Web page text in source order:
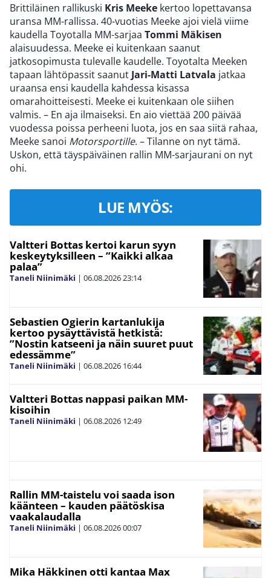
Brittiläinen rallikuski Kris Meeke kertoo lopettavansa
uransa MM-rallissa. 40-vuotias Meeke ajoi vielä viime
kaudella Toyotalla MM-sarjaa Tommi Mäkisen
alaisuudessa. Meeke ei kuitenkaan saanut
jatkosopimusta tulevalle kaudelle. Toyotalta Meeken
tapaan lähtöpassit saanut Jari-Matti Latvala jatkaa
uraansa ensi kaudella kahdessa kisassa
omarahoitteisesti. Meeke ei kuitenkaan ole siihen
valmis. – En aja ilmaiseksi. En aio viettää 200 päivää
vuodessa poissa perheeni luota, jos en saa siitä rahaa,
Meeke sanoi Motorsportille. – Tilanne on nyt tämä.
Uskon, että täyspäiväinen rallin MM-sarjaurani on nyt
ohi.
LUE MYÖS:
Valtteri Bottas kertoi karun syyn
keskeytyksilleen – ”Kaikki alkaa
palaa”
Taneli Niinimäki | 06.08.202623:14
Sebastien Ogierin kartanlukija
kertoo pysäyttävistä hetkistä:
”Nostin katseeni ja näin suuret puut
edessämme”
Taneli Niinimäki | 06.08.2026 16:44
Valtteri Bottas nappasi paikan MM-
kisoihin
Taneli Niinimäki | 06.08.2026 12:49
Rallin MM-taistelu voi saada ison
käänteen – kauden päätöskisa
vaakalaudalla
Taneli Niinimäki | 06.08.202600:07
Mika Häkkinen otti kantaa Max